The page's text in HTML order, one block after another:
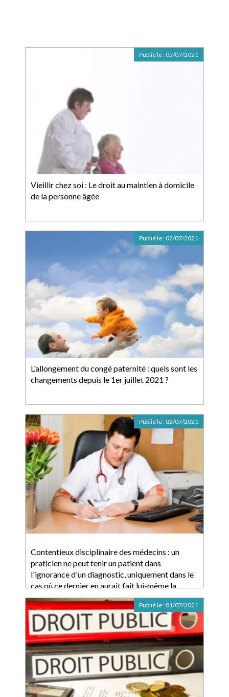
Vieillir chez soi : Le droit au maintien à domicile
de la personne âgée
Publié le : 05/07/2021
L'allongement du congé paternité : quels sont les
changements depuis le 1er juillet 2021 ?
Publié le : 02/07/2021
Contentieux disciplinaire des médecins : un
praticien ne peut tenir un patient dans
l'ignorance d'un diagnostic, uniquement dans le
cas où ce dernier en aurait fait lui-même la
demande
Publié le : 02/07/2021
Publié le : 01/07/2021